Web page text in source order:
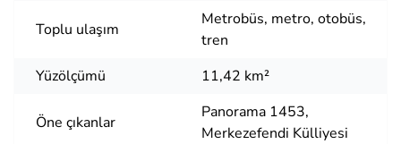
Toplu ulaşım
Metrobüs, metro, otobüs,
tren
Yüzölçümü
11,42 km²
Öne çıkanlar
Panorama 1453,
Merkezefendi Külliyesi